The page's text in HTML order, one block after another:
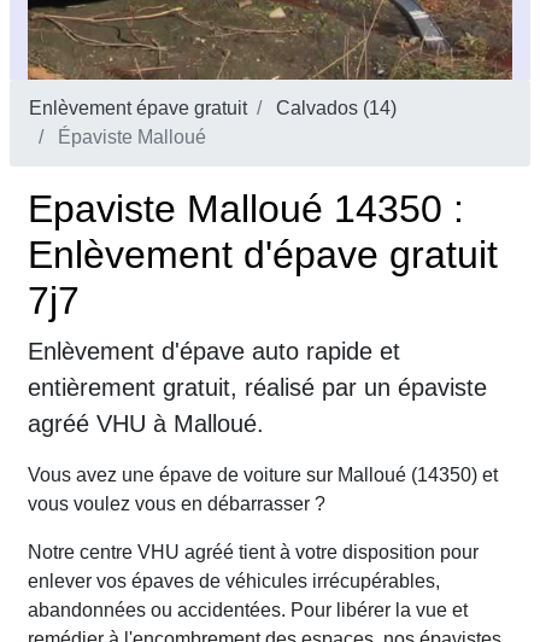
Enlèvement épave gratuit
Calvados (14)
Épaviste Malloué
Epaviste Malloué 14350 :
Enlèvement d'épave gratuit
7j7
Enlèvement d'épave auto rapide et
entièrement gratuit, réalisé par un épaviste
agréé VHU à Malloué.
Vous avez une épave de voiture sur Malloué (14350) et
vous voulez vous en débarrasser ?
Notre centre VHU agréé tient à votre disposition pour
enlever vos épaves de véhicules irrécupérables,
abandonnées ou accidentées. Pour libérer la vue et